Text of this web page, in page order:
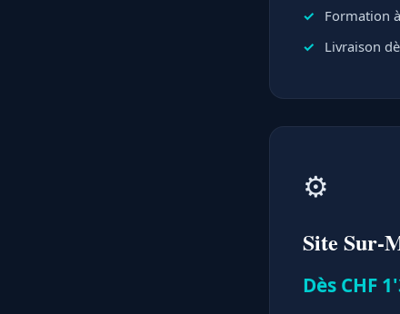
Formation
Livraison
⚙️
Site Sur-
Dès CHF